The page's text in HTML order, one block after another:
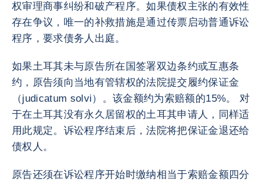
权审理商事纠纷和破产程序。如果债权主张的有效性
存在争议，唯一的补救措施是通过传票启动普通诉讼
程序，要求债务人出庭。
如果土耳其未与原告所在国签署双边条约或互惠条
约，原告须向当地有管辖权的法院提交履约保证金
（judicatum solvi）。该金额约为索赔额的15%。 对
于在土耳其没有永久居留权的土耳其申请人，同样适
用此规定。诉讼程序结束后，法院将把保证金退还给
债权人。
原告还须在诉讼程序开始时缴纳相当于索赔金额四分